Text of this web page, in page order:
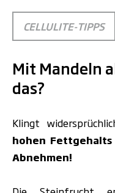
CELLULITE-TIPPS
Mit Mandeln
das?
Klingt
hohen
Abnehmen!